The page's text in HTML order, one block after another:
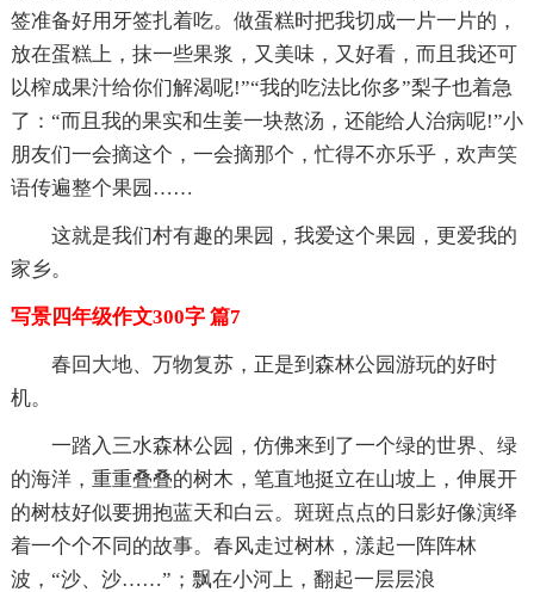
签准备好用牙签扎着吃。做蛋糕时把我切成一片一片的，
放在蛋糕上，抹一些果浆，又美味，又好看，而且我还可
以榨成果汁给你们解渴呢!”“我的吃法比你多”梨子也着急
了：“而且我的果实和生姜一块熬汤，还能给人治病呢!”小
朋友们一会摘这个，一会摘那个，忙得不亦乐乎，欢声笑
语传遍整个果园……
这就是我们村有趣的果园，我爱这个果园，更爱我的
家乡。
写景四年级作文300字 篇7
春回大地、万物复苏，正是到森林公园游玩的好时
机。
一踏入三水森林公园，仿佛来到了一个绿的世界、绿
的海洋，重重叠叠的树木，笔直地挺立在山坡上，伸展开
的树枝好似要拥抱蓝天和白云。斑斑点点的日影好像演绎
着一个个不同的故事。春风走过树林，漾起一阵阵林
波，“沙、沙……”；飘在小河上，翻起一层层浪